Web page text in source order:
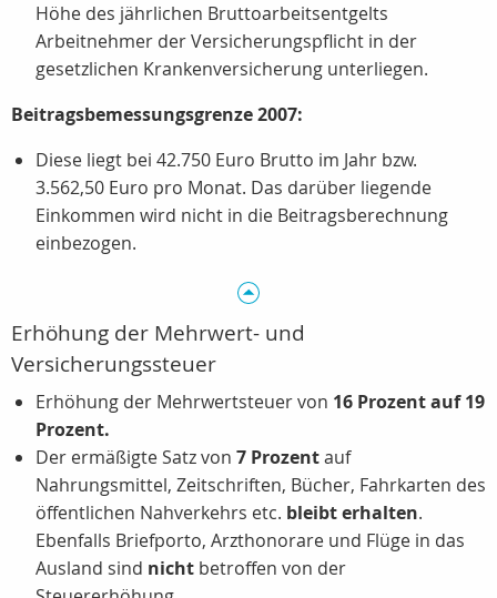
Höhe des jährlichen Bruttoarbeitsentgelts
Arbeitnehmer der Versicherungspflicht in der
gesetzlichen Krankenversicherung unterliegen.
Beitragsbemessungsgrenze 2007:
Diese liegt bei 42.750 Euro Brutto im Jahr bzw.
3.562,50 Euro pro Monat. Das darüber liegende
Einkommen wird nicht in die Beitragsberechnung
einbezogen.
Erhöhung der Mehrwert- und
Versicherungssteuer
Erhöhung der Mehrwertsteuer von 16 Prozent auf 19
Prozent.
Der ermäßigte Satz von 7 Prozentauf
Nahrungsmittel, Zeitschriften, Bücher, Fahrkarten des
öffentlichen Nahverkehrs etc. bleibt erhalten.
Ebenfalls Briefporto, Arzthonorare und Flüge in das
Ausland sind nicht betroffen von der